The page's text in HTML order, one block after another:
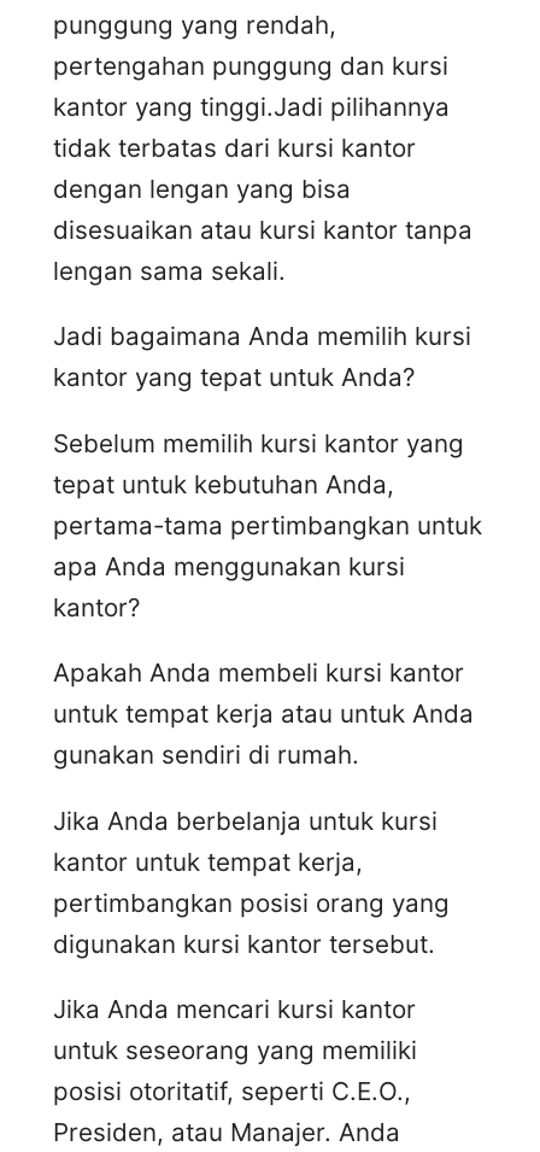
punggung yang rendah,
pertengahan punggung dan kursi
kantor yang tinggi.Jadi pilihannya
tidak terbatas dari kursi kantor
dengan lengan yang bisa
disesuaikan atau kursi kantor tanpa
lengan sama sekali.
Jadi bagaimana Anda memilih kursi
kantor yang tepat untuk Anda?
Sebelum memilih kursi kantor yang
tepat untuk kebutuhan Anda,
pertama-tama pertimbangkan untuk
apa Anda menggunakan kursi
kantor?
Apakah Anda membeli kursi kantor
untuk tempat kerja atau untuk Anda
gunakan sendiri di rumah.
Jika Anda berbelanja untuk kursi
kantor untuk tempat kerja,
pertimbangkan posisi orang yang
digunakan kursi kantor tersebut.
Jika Anda mencari kursi kantor
untuk seseorang yang memiliki
posisi otoritatif, seperti C.E.O.,
Presiden, atau Manajer. Anda